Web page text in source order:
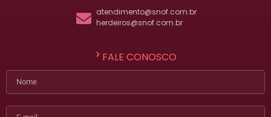
atendimento@snof.com.br
herdeiros@snof.com.br
FALE CONOSCO